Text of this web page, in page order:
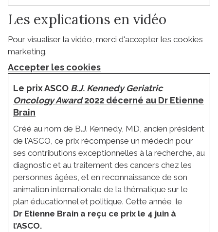
Les explications en vidéo
Pour visualiser la vidéo, merci d'accepter les cookies
marketing.
Accepter les cookies
Le prix ASCO B.J. Kennedy Geriatric
Oncology Award2022 décerné au Dr Etienne
Brain
Créé au nom de B.J. Kennedy, MD, ancien président
de l'ASCO, ce prix récompense un médecin pour
ses contributions exceptionnelles à la recherche, au
diagnostic et au traitement des cancers chez les
personnes âgées, et en reconnaissance de son
animation internationale de la thématique sur le
plan éducationnel et politique. Cette année, le
Dr Etienne Brain a reçu ce prix le 4 juin à
l’ASCO.